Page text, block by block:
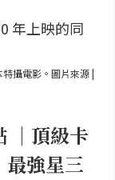
攝電影。圖片來源 |
｜頂級卡
最強星三